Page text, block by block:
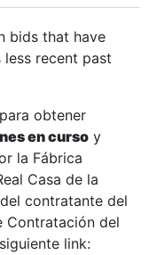
bids that have
recent past
obtener
en curso y
la Fábrica
Casa de la
contratante del
Contratación del
link: